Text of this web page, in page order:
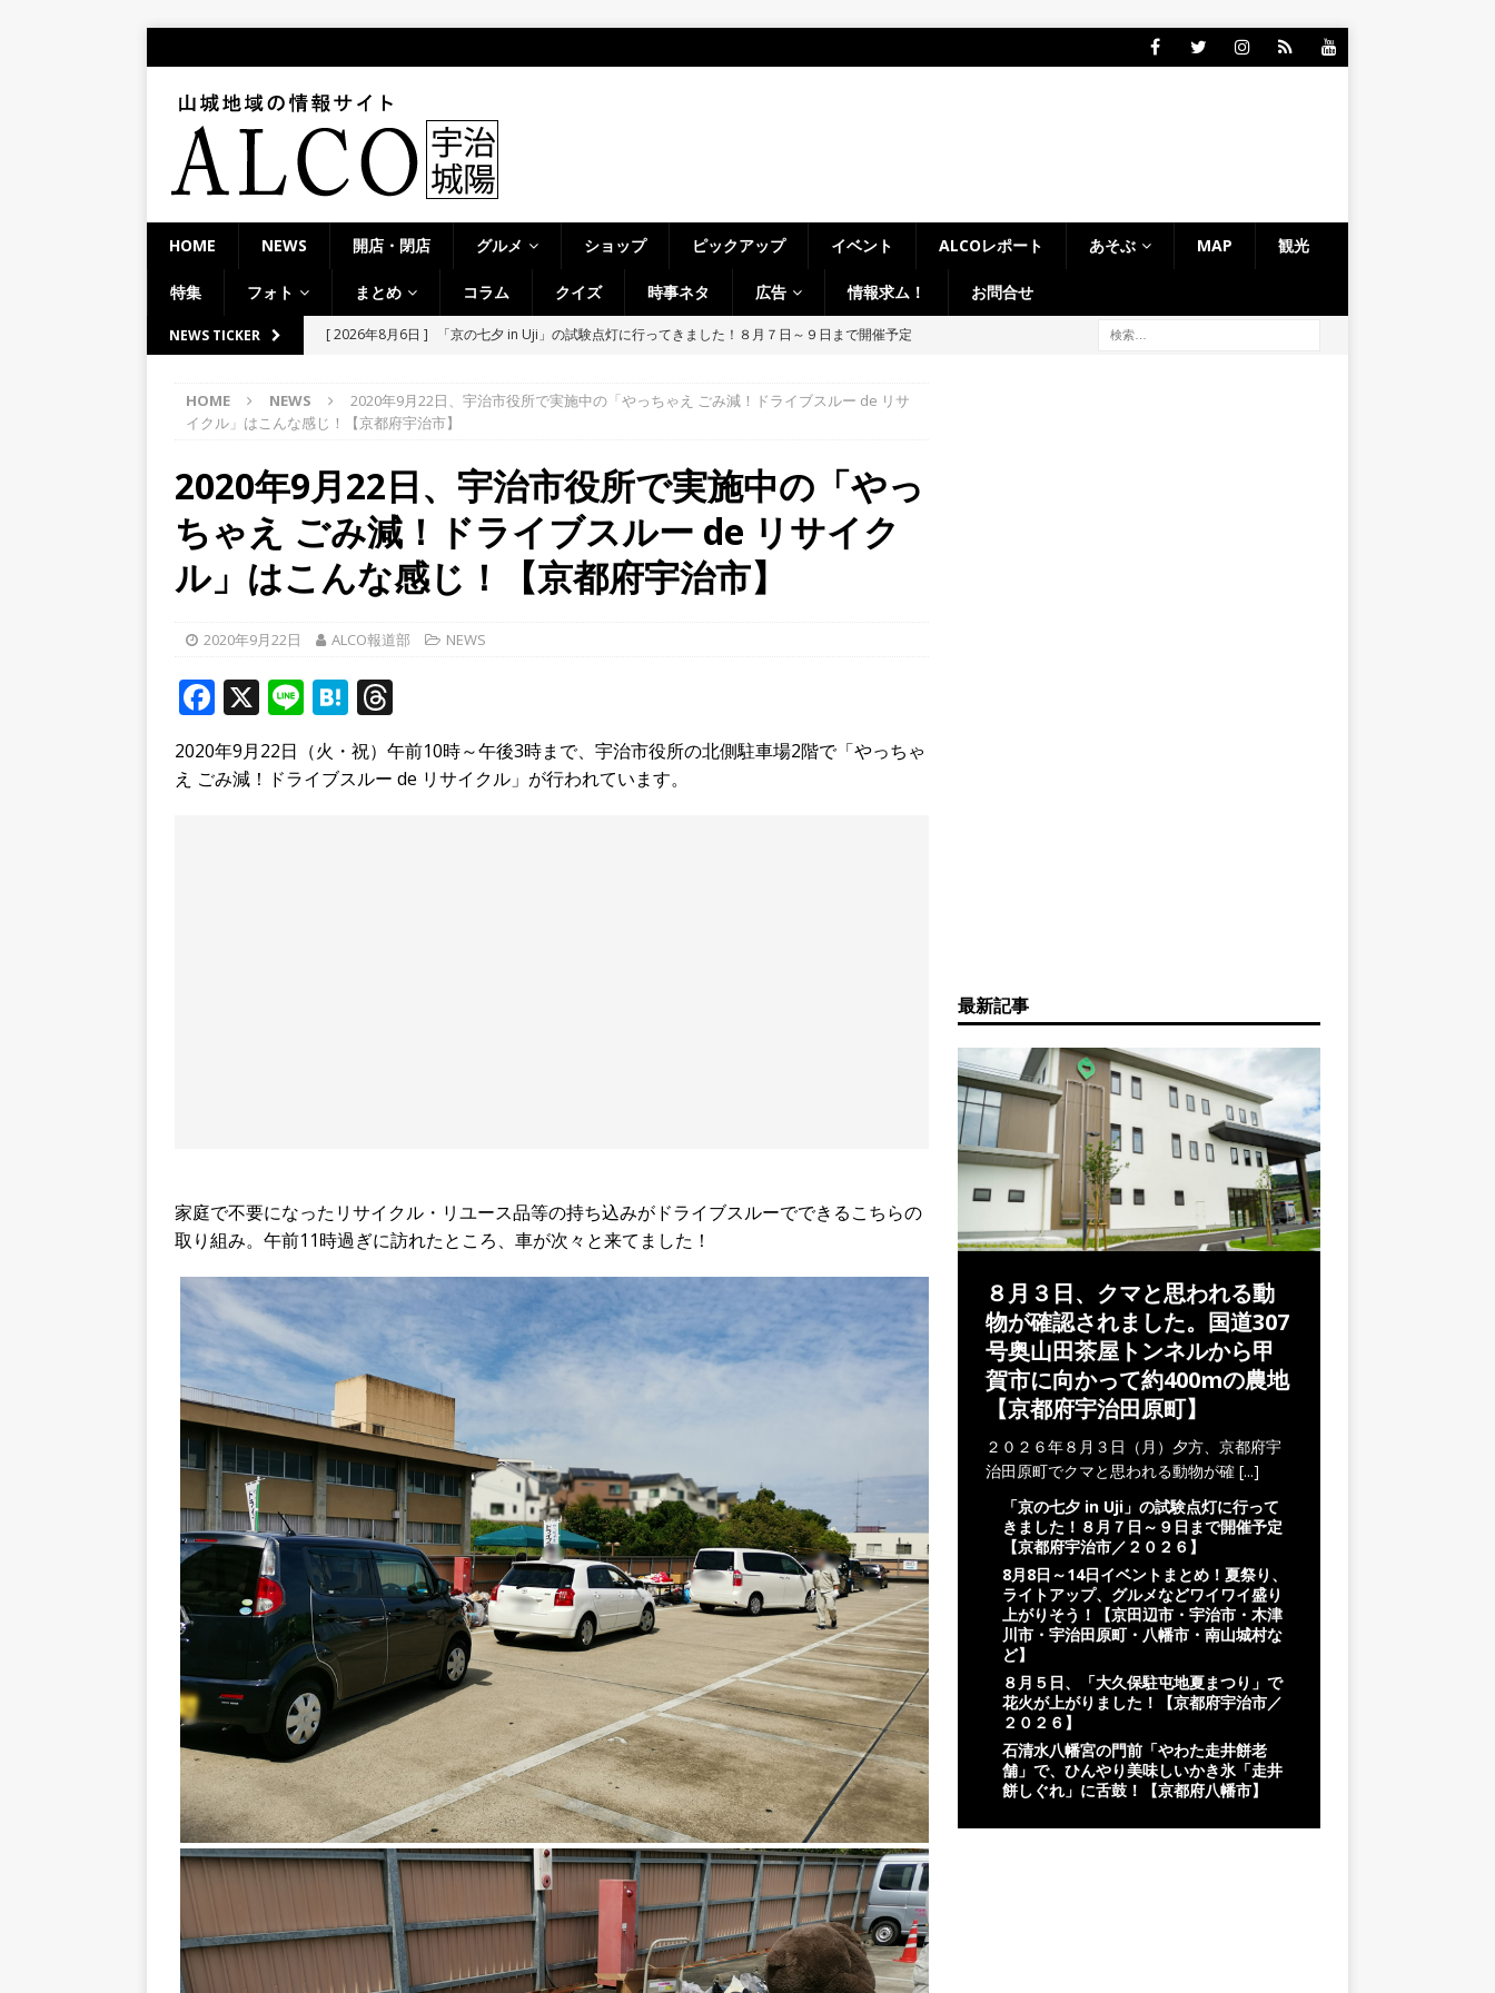
HOME NEWS 開店・閉店 グルメ ショップ ピックアップ イベント ALCOレポート あそぶ MAP 観光
特集 フォト まとめ コラム クイズ 時事ネタ 広告 情報求ム！ お問合せ
NEWS TICKER [ 2026年8月6日 ]
8月8日～14日イベントまとめ！夏祭り、ライトアップ、グルメなどワイワイ盛
ト
／２０２６】
時事ネタ
[ 2026年8月4日 ]
石清水八幡宮の門前「やわた走井餅老舗」で、ひんやり美味しいかき氷「走井
餅しぐれ」に舌鼓！【京都府八幡市】
グルメ
[ 2026年8月6日 ] ８月３日、クマと思われる動物が確認されました。国道307号奥山田茶屋トンネ
ルから甲賀市に向かって約400mの農地【京都府宇治田原町】
【京都府宇治市／２０２６】
HOME NEWS
2020年9月22日、宇治市役所で実施中の「やっちゃえ ごみ減！ドライブスルー de リサ
イクル」はこんな感じ！【京都府宇治市】
2020年9月22日、宇治市役所で実施中の「やっ
ちゃえ ごみ減！ドライブスルー de リサイク
ル」はこんな感じ！【京都府宇治市】
2020年9月22日 ALCO報道部 NEWS
F
a
c
e
X Li
n
e
H
at
e
h
r
2020年9月22日（火・祝）午前10時～午後3時まで、宇治市役所の北側駐車場2階で「やっちゃ
え ごみ減！ドライブスルー de リサイクル」が行われています。
家庭で不要になったリサイクル・リユース品等の持ち込みがドライブスルーでできるこちらの
取り組み。午前11時過ぎに訪れたところ、車が次々と来てました！
最新記事
８月３日、クマと思われる動
物が確認されました。国道307
号奥山田茶屋トンネルから甲
賀市に向かって約400mの農地
【京都府宇治田原町】
２０２６年８月３日（月）夕方、京都府宇
治田原町でクマと思われる動物が確 [...]
「京の七夕 in Uji」の試験点灯に行って
きました！８月７日～９日まで開催予定
【京都府宇治市／２０２６】
8月8日～14日イベントまとめ！夏祭り、
ライトアップ、グルメなどワイワイ盛り
上がりそう！【京田辺市・宇治市・木津
川市・宇治田原町・八幡市・南山城村な
ど】
８月５日、「大久保駐屯地夏まつり」で
花火が上がりました！【京都府宇治市／
２０２６】
石清水八幡宮の門前「やわた走井餅老
舗」で、ひんやり美味しいかき氷「走井
餅しぐれ」に舌鼓！【京都府八幡市】